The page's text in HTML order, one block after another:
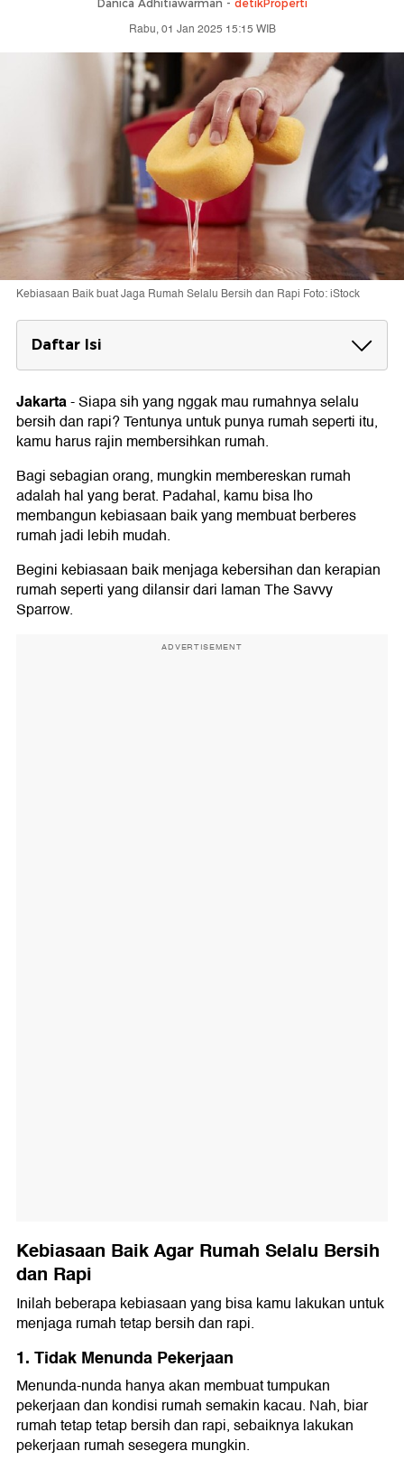
Danica Adhitiawarman - detikProperti
Rabu, 01 Jan 2025 15:15 WIB
Kebiasaan Baik buat Jaga Rumah Selalu Bersih dan Rapi Foto: iStock
Daftar Isi
Kebiasaan Baik Agar Rumah Selalu
Bersih dan Rapi
1. Tidak Menunda Pekerjaan
2. Sortir Barang yang Tidak Diinginkan
3. Tentukan Satu Hari Khusus buat Bersihkan
Rumah
4. Luangkan Waktu 10 Menit Setiap Hari
Jakarta-Siapa sih yang nggak mau rumahnya selalu
bersih dan rapi? Tentunya untuk punya rumah seperti itu,
kamu harus rajin membersihkan rumah.
Bagi sebagian orang, mungkin membereskan rumah
adalah hal yang berat. Padahal, kamu bisa lho
membangun kebiasaan baik yang membuat berberes
rumah jadi lebih mudah.
Begini kebiasaan baik menjaga kebersihan dan kerapian
rumah seperti yang dilansir dari laman The Savvy
Sparrow.
ADVERTISEMENT
Kebiasaan Baik Agar Rumah Selalu Bersih
dan Rapi
Inilah beberapa kebiasaan yang bisa kamu lakukan untuk
menjaga rumah tetap bersih dan rapi.
1. Tidak Menunda Pekerjaan
Menunda-nunda hanya akan membuat tumpukan
pekerjaan dan kondisi rumah semakin kacau. Nah, biar
rumah tetap tetap bersih dan rapi, sebaiknya lakukan
pekerjaan rumah sesegera mungkin.